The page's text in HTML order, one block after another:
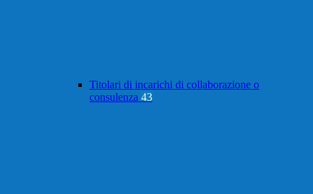
Titolari di incarichi di collaborazione o
consulenza 43